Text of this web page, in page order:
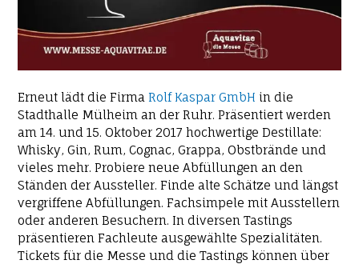
Erneut lädt die Firma Rolf Kaspar GmbH in die
Stadthalle Mülheim an der Ruhr. Präsentiert werden
am 14. und 15. Oktober 2017 hochwertige Destillate:
Whisky, Gin, Rum, Cognac, Grappa, Obstbrände und
vieles mehr. Probiere neue Abfüllungen an den
Ständen der Aussteller. Finde alte Schätze und längst
vergriffene Abfüllungen. Fachsimpele mit Ausstellern
oder anderen Besuchern. In diversen Tastings
präsentieren Fachleute ausgewählte Spezialitäten.
Tickets für die Messe und die Tastings können über